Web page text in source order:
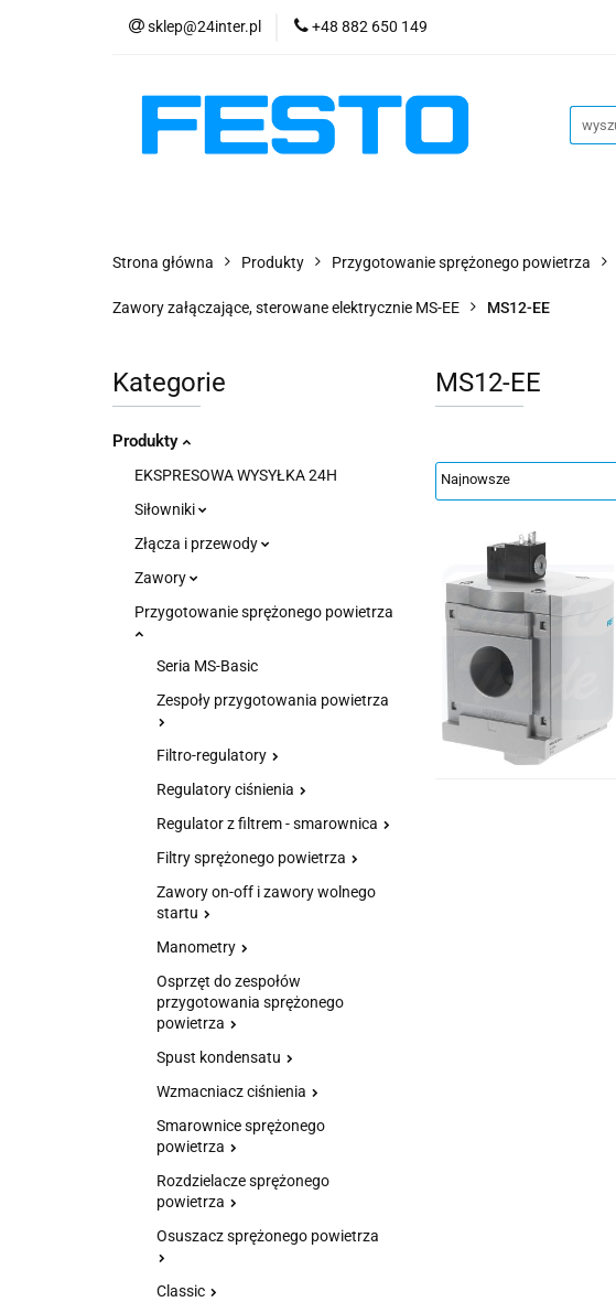
sklep@24inter.pl +48 882 650 149
PRODUKTY
AKTUALNOŚCI KONTAKT
Strona główna Produkty Przygotowanie sprężonego powietrza
Zawory załączające, sterowane elektrycznie MS-EE MS12-EE
Kategorie
Produkty
EKSPRESOWA WYSYŁKA 24H
Siłowniki
Złącza i przewody
Zawory
Przygotowanie sprężonego powietrza
Seria MS-Basic
Zespoły przygotowania powietrza
Filtro-regulatory
Regulatory ciśnienia
Regulator z filtrem - smarownica
Filtry sprężonego powietrza
Zawory on-off i zawory wolnego
startu
Manometry
Osprzęt do zespołów
przygotowania sprężonego
powietrza
Spust kondensatu
Wzmacniacz ciśnienia
Smarownice sprężonego
powietrza
Rozdzielacze sprężonego
powietrza
Osuszacz sprężonego powietrza
Classic
MS12-EE